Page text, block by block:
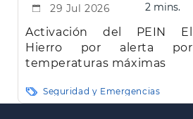
29 Jul 2026 2 mins.
Activación del PEIN El
Hierro por alerta por
temperaturas máximas
Seguridad y Emergencias
Paginación